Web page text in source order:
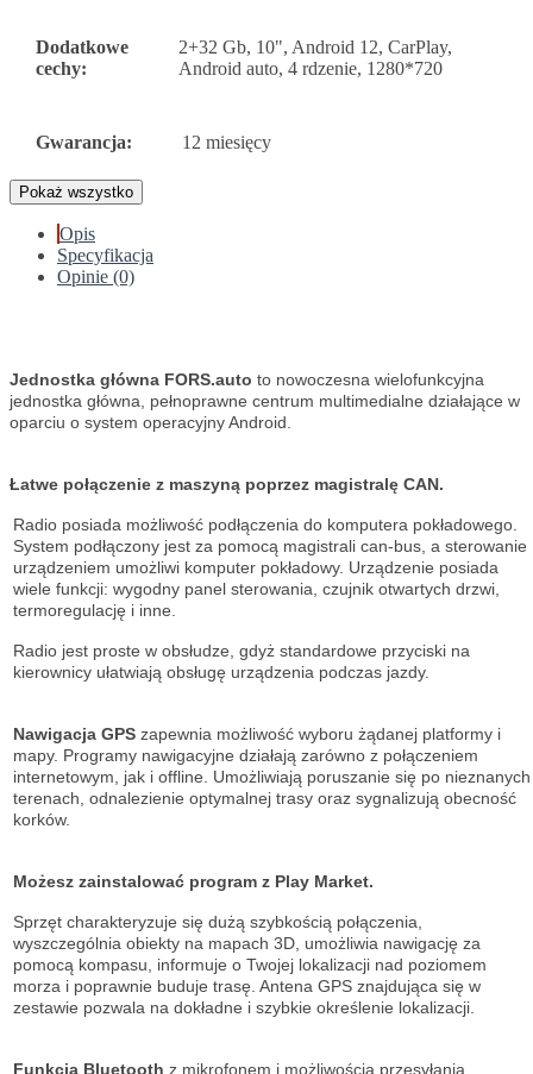
Dodatkowe
cechy:
2+32 Gb, 10", Android 12, CarPlay,
Android auto, 4 rdzenie, 1280*720
Gwarancja: 12 miesięcy
Pokaż wszystko
Opis
Specyfikacja
Opinie (0)
Jednostka główna FORS.auto to nowoczesna wielofunkcyjna
jednostka główna, pełnoprawne centrum multimedialne działające w
oparciu o system operacyjny Android.
Łatwe połączenie z maszyną poprzez magistralę CAN.
Radio posiada możliwość podłączenia do komputera pokładowego.
System podłączony jest za pomocą magistrali can-bus, a sterowanie
urządzeniem umożliwi komputer pokładowy. Urządzenie posiada
wiele funkcji: wygodny panel sterowania, czujnik otwartych drzwi,
termoregulację i inne.
Radio jest proste w obsłudze, gdyż standardowe przyciski na
kierownicy ułatwiają obsługę urządzenia podczas jazdy.
Nawigacja GPS zapewnia możliwość wyboru żądanej platformy i
mapy. Programy nawigacyjne działają zarówno z połączeniem
internetowym, jak i offline. Umożliwiają poruszanie się po nieznanych
terenach, odnalezienie optymalnej trasy oraz sygnalizują obecność
korków.
Możesz zainstalować program z Play Market.
Sprzęt charakteryzuje się dużą szybkością połączenia,
wyszczególnia obiekty na mapach 3D, umożliwia nawigację za
pomocą kompasu, informuje o Twojej lokalizacji nad poziomem
morza i poprawnie buduje trasę. Antena GPS znajdująca się w
zestawie pozwala na dokładne i szybkie określenie lokalizacji.
Funkcja Bluetooth z mikrofonem i możliwością przesyłania